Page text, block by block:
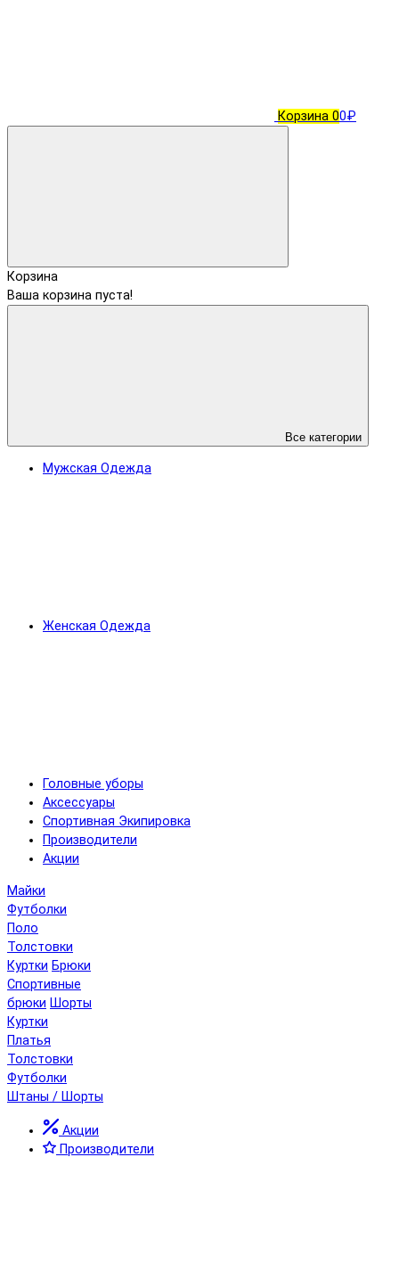
Корзина 00₽
Корзина
Ваша корзина пуста!
Все категории
Мужская Одежда
Женская Одежда
Головные уборы
Аксессуары
Спортивная Экипировка
Производители
Акции
Майки
Футболки
Поло
Толстовки
Куртки Брюки
Спортивные
брюки Шорты
Куртки
Платья
Толстовки
Футболки
Штаны / Шорты
Акции
Производители